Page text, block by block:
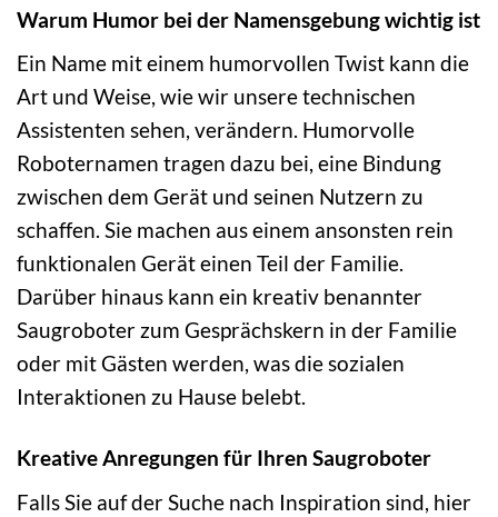
Warum Humor bei der Namensgebung wichtig ist
Ein Name mit einem humorvollen Twist kann die
Art und Weise, wie wir unsere technischen
Assistenten sehen, verändern. Humorvolle
Roboternamen tragen dazu bei, eine Bindung
zwischen dem Gerät und seinen Nutzern zu
schaffen. Sie machen aus einem ansonsten rein
funktionalen Gerät einen Teil der Familie.
Darüber hinaus kann ein kreativ benannter
Saugroboter zum Gesprächskern in der Familie
oder mit Gästen werden, was die sozialen
Interaktionen zu Hause belebt.
Kreative Anregungen für Ihren Saugroboter
Falls Sie auf der Suche nach Inspiration sind, hier